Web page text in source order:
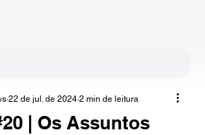
| Os Assuntos
22 de jul. de 2024 2 min de leitura